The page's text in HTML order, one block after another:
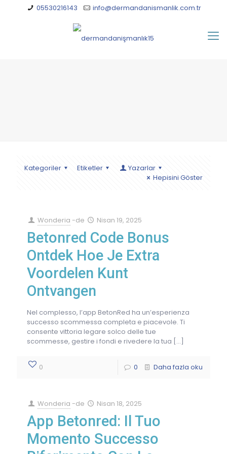
05530216143 info@dermandanismanlik.com.tr
Kategoriler Etiketler
Yazarlar
Hepisini Göster
Wonderia -de Nisan 19, 2025
Betonred Code Bonus
Ontdek Hoe Je Extra
Voordelen Kunt
Ontvangen
Nel complesso, l’app BetonRed ha un’esperienza
successo scommessa completa e piacevole. Ti
consente vittoria legare solco delle tue
scommesse, gestire i fondi e rivedere la tua […]
0 0 Daha fazla oku
Wonderia -de Nisan 18, 2025
App Betonred: Il Tuo
Momento Successo